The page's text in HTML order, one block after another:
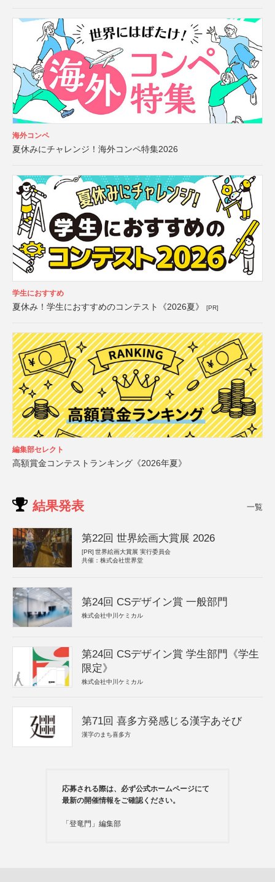
海外コンペ
夏休みにチャレンジ！海外コンペ特集2026
学生におすすめ
夏休み！学生におすすめのコンテスト《2026夏》 [PR]
編集部セレクト
高額賞金コンテストランキング《2026年夏》
結果発表 一覧
第22回 世界絵画大賞展 2026
[PR] 世界絵画大賞展 実行委員会
共催：株式会社世界堂
第24回 CSデザイン賞 一般部門
株式会社中川ケミカル
第24回 CSデザイン賞 学生部門《学生
限定》
株式会社中川ケミカル
第71回 喜多方発感じる漢字あそび
漢字のまち喜多方
応募される際は、必ず公式ホームページにて
最新の開催情報をご確認ください。
「登竜門」編集部